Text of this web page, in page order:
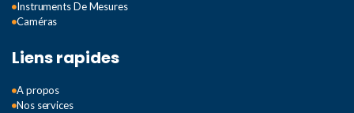
Instruments De Mesures
Caméras
Liens rapides
A propos
Nos services